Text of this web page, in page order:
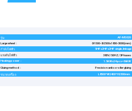
Precision anilox roller gluing
Gluing method：
L8500*W2400*H2300mm
ขนาดเครื่อง:
รุ่น: AF-MS020
Large wheel：
Φ1500-Φ2500x1800-3000(mm)
กำลังไฟฟ้า:
5HP+2HP+2HP single, linkage
แรงดันไฟฟ้า:
380V/ 50HZ/ 3Phases
Heating power：
1.5KWx24 pcs=36KW